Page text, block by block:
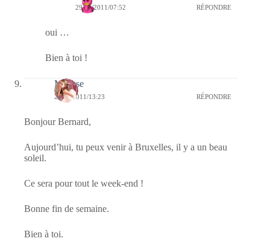
29/01/2011/07:52 RÉPONDRE
oui …
Bien à toi !
Mousse
28/01/2011/13:23 RÉPONDRE
Bonjour Bernard,
Aujourd’hui, tu peux venir à Bruxelles, il y a un beau
soleil.
Ce sera pour tout le week-end !
Bonne fin de semaine.
Bien à toi.